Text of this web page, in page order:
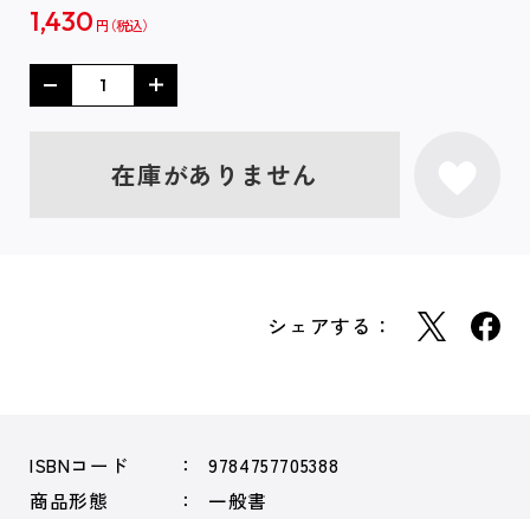
1,430 円
在庫がありません
シェアする：
ISBNコード
9784757705388
商品形態
一般書